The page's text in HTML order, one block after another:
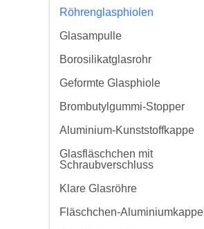
Röhrenglasphiolen
Glasampulle
Borosilikatglasrohr
Geformte Glasphiole
Brombutylgummi-Stopper
Aluminium-Kunststoffkappe
Glasfläschchen mit
Schraubverschluss
Klare Glasröhre
Fläschchen-Aluminiumkappe